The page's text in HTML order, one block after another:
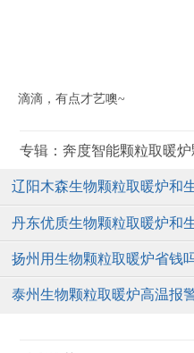
滴滴，有点才艺噢~
辽阳木森生物颗粒取暖炉和
丹东优质生物颗粒取暖炉和